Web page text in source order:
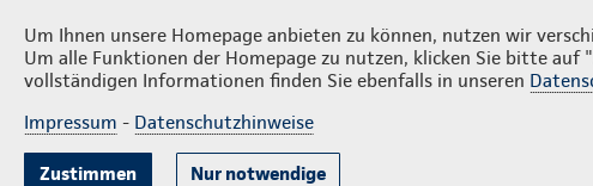
Um Ihnen unsere Homepage anbieten zu können, nutzen wir
Um alle Funktionen der Homepage zu nutzen, klicken Sie bitte auf "
vollständigen Informationen finden Sie ebenfalls in unseren
Impressum - Datenschutzhinweise
Zustimmen Nur notwendige
Ralf Dünow PrivatkundenFirmenkunden
MitarbeitervorsorgeUnternehmensabsicherung